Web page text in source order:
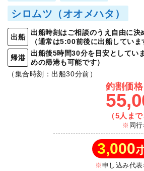
シロムツ（オオメハタ）
出船
出船時刻はご相談のうえ自由に決
（通常は5:00前後に出船していま
帰港
出船後5時間30分を目安としてい
めの帰港も可能です）
（集合時刻：出船30分前）
釣割価格
（5人ま
同
3,000
申し込み代